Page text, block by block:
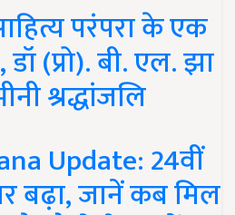
परंपरा के एक
(प्रो). बी. एल. झा
श्रद्धांजलि
Update: 24वीं
बढ़ा, जानें कब मिल